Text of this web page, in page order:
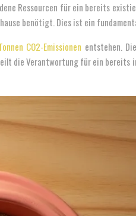
Ressourcen für ein bereits
benötigt. Dies ist ein
CO2-Emissionen entstehen.
die Verantwortung für ein bereits